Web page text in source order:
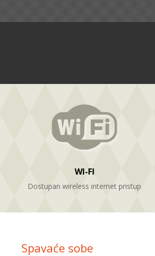
WI-FI
Dostupan wireless internet pristup
Spavaće sobe